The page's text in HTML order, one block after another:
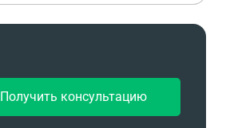
Получить консультацию